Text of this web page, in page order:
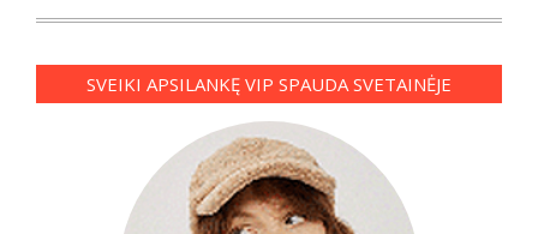
SVEIKI APSILANKĘ VIP SPAUDA SVETAINĖJE